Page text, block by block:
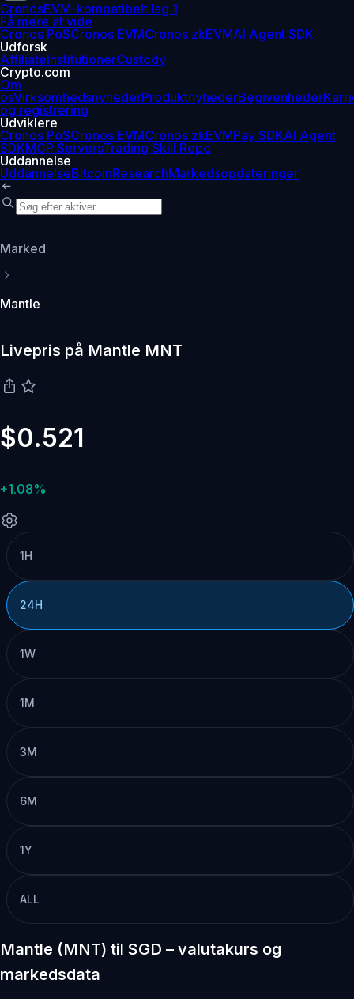
CronosEVM-kompatibelt lag 1
Få mere at vide
Cronos PoSCronos EVMCronos zkEVMAI Agent SDK
Udforsk
AffiliateInstitutionerCustody
Crypto.com
Om
osVirksomhedsnyhederProduktnyhederBegivenheder
og registrering
Udviklere
Cronos PoSCronos EVMCronos zkEVMPay SDKAI Agent
SDKMCP ServersTrading Skill Repo
Uddannelse
UddannelseBitcoinResearchMarkedsopdateringer
Marked
Mantle
Livepris på Mantle MNT
$0.521
+1.08%
1H
24H
1W
1M
3M
6M
1Y
ALL
Mantle (MNT) til SGD – valutakurs og
markedsdata